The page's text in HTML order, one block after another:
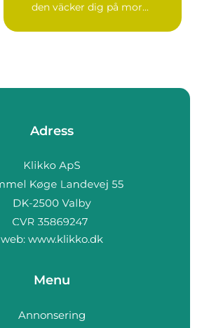
den väcker dig på mor...
Adress
web: www.klikko.dk
Menu
Annonsering